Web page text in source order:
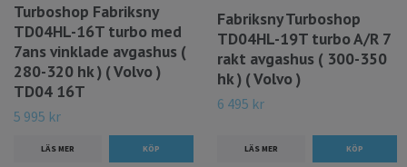
Turboshop Fabriksny
TD04HL-16T turbo med
7ans vinklade avgashus (
280-320 hk ) ( Volvo )
TD04 16T
5 995 kr
LÄS MER
Fabriksny Turboshop
TD04HL-19T turbo A/R 7
rakt avgashus ( 300-350
hk ) ( Volvo )
6 495 kr
LÄS MER